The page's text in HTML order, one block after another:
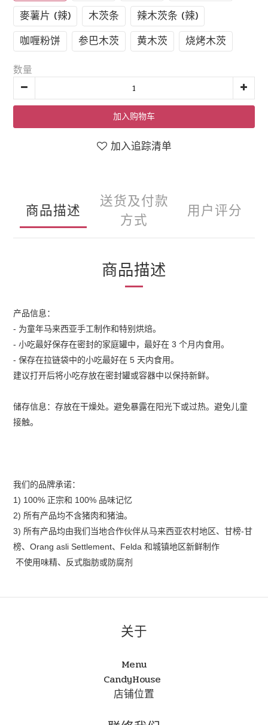
麥薯片 (辣)
木茨条
辣木茨条 (辣)
咖喱粉饼
参巴木茨 黄木茨 烧烤木茨
数量
加入购物车
加入追踪清单
商品描述
送货及付款
方式
用户评分
商品描述
产品信息：
- 为童年马来西亚手工制作和特别烘焙。
- 小吃最好保存在密封的家庭罐中，最好在 3 个月内食用。
- 保存在拉链袋中的小吃最好在 5 天内食用。
建议打开后将小吃存放在密封罐或容器中以保持新鲜。
储存信息：存放在干燥处。避免暴露在阳光下或过热。避免儿童
接触。
我们的品牌承诺：
1) 100% 正宗和 100% 品味记忆
2) 所有产品均不含猪肉和猪油。
3) 所有产品均由我们当地合作伙伴从马来西亚农村地区、甘榜-甘
榜、 Orang asli Settlement、 Felda 和城镇地区新鲜制作
不使用味精、反式脂肪或防腐剂
关于
Menu
CandyHouse
店铺位置